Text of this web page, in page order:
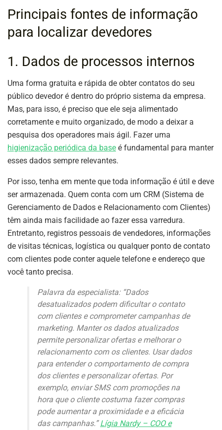
Principais fontes de informação
para localizar devedores
1. Dados de processos internos
Uma forma gratuita e rápida de obter contatos do seu
público devedor é dentro do próprio sistema da empresa.
Mas, para isso, é preciso que ele seja alimentado
corretamente e muito organizado, de modo a deixar a
pesquisa dos operadores mais ágil. Fazer uma
higienização periódica da base é fundamental para manter
esses dados sempre relevantes.
Por isso, tenha em mente que toda informação é útil e deve
ser armazenada. Quem conta com um CRM (Sistema de
Gerenciamento de Dados e Relacionamento com Clientes)
têm ainda mais facilidade ao fazer essa varredura.
Entretanto, registros pessoais de vendedores, informações
de visitas técnicas, logística ou qualquer ponto de contato
com clientes pode conter aquele telefone e endereço que
você tanto precisa.
Palavra da especialista: “Dados
desatualizados podem dificultar o contato
com clientes e comprometer campanhas de
marketing. Manter os dados atualizados
permite personalizar ofertas e melhorar o
relacionamento com os clientes. Usar dados
para entender o comportamento de compra
dos clientes e personalizar ofertas. Por
exemplo, enviar SMS com promoções na
hora que o cliente costuma fazer compras
pode aumentar a proximidade e a eficácia
das campanhas.”Lígia Nardy – COO e